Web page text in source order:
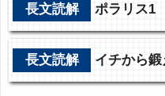
長文読解 ポラリス1
長文読解 イチから